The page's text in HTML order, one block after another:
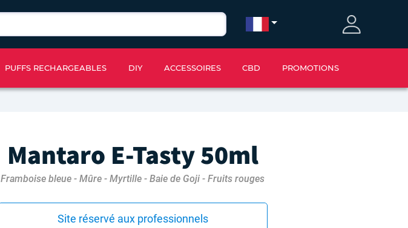
PUFFS RECHARGEABLES DIY ACCESSOIRES CBD PROMOTIONS
Mantaro E-Tasty 50ml
Framboise bleue - Mûre - Myrtille - Baie de Goji - Fruits rouges
Site réservé aux professionnels